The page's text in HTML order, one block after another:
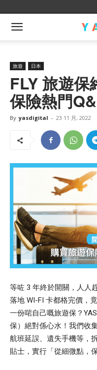
旅遊 日本
FLY 旅遊保
保險熱門
By yasdigital - 23 11 月, 2022
等咗 3 年終於開關，人人
落地 WI-FI 卡都格完價，
一份啱自己嘅旅遊保？
保）絕對係心水！我們收
航班延誤、遺失手機等，
貼士，實行「從細微點，